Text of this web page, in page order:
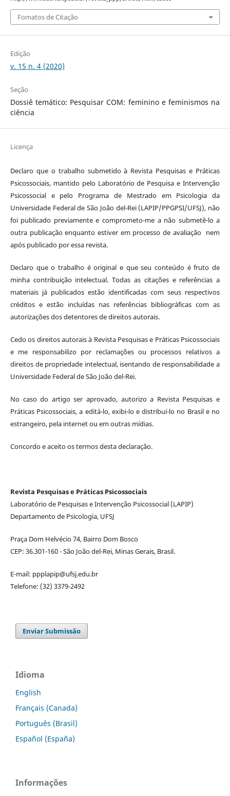
Fomatos de Citação
Edição
v. 15 n. 4 (2020)
Seção
Dossiê temático: Pesquisar COM: feminino e feminismos na
ciência
Licença
Declaro que o trabalho submetido à Revista Pesquisas e Práticas
Psicossociais, mantido pelo Laboratório de Pesquisa e Intervenção
Psicossocial e pelo Programa de Mestrado em Psicologia da
Universidade Federal de São João del-Rei (LAPIP/PPGPSI/UFSJ), não
foi publicado previamente e comprometo-me a não submetê-lo a
outra publicação enquanto estiver em processo de avaliação nem
após publicado por essa revista.
Declaro que o trabalho é original e que seu conteúdo é fruto de
minha contribuição intelectual. Todas as citações e referências a
materiais já publicados estão identificadas com seus respectivos
créditos e estão incluídas nas referências bibliográficas com as
autorizações dos detentores de direitos autorais.
Cedo os direitos autorais à Revista Pesquisas e Práticas Psicossociais
e me responsabilizo por reclamações ou processos relativos a
direitos de propriedade intelectual, isentando de responsabilidade a
Universidade Federal de São João del-Rei.
No caso do artigo ser aprovado, autorizo a Revista Pesquisas e
Práticas Psicossociais, a editá-lo, exibi-lo e distribuí-lo no Brasil e no
estrangeiro, pela internet ou em outras mídias.
Concordo e aceito os termos desta declaração.
Revista Pesquisas e Práticas Psicossociais
Laboratório de Pesquisas e Intervenção Psicossocial (LAPIP)
Departamento de Psicologia, UFSJ
Praça Dom Helvécio 74, Bairro Dom Bosco
CEP: 36.301-160 - São João del-Rei, Minas Gerais, Brasil.
E-mail: ppplapip@ufsj.edu.br
Telefone: (32) 3379-2492
Enviar Submissão
Idioma
English
Français (Canada)
Português (Brasil)
Español (España)
Informações